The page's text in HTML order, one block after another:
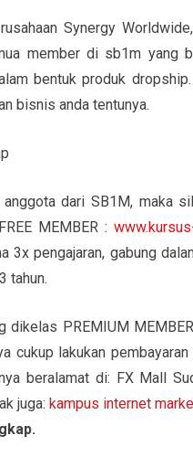
Synergy
member di sb1m yang
bentuk produk
bisnis anda tentunya.
dari SB1M, maka
MEMBER :
3x pengajaran, gabung
tahun.
PREMIUM
cukup lakukan
beralamat di: FX Mall
juga: kampus internet